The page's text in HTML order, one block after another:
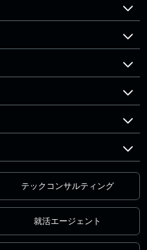
テックコンサルティング
就活エージェント